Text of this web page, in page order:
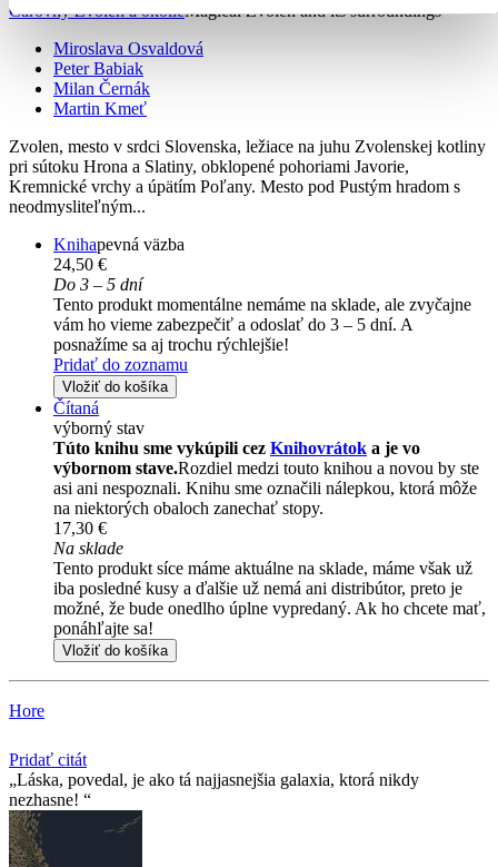
Čarovný Zvolen a okolieMagical Zvolen and its surroundings
Miroslava Osvaldová
Peter Babiak
Milan Černák
Martin Kmeť
Zvolen, mesto v srdci Slovenska, ležiace na juhu Zvolenskej kotliny
pri sútoku Hrona a Slatiny, obklopené pohoriami Javorie,
Kremnické vrchy a úpätím Poľany. Mesto pod Pustým hradom s
neodmysliteľným...
Knihapevná väzba
24,50 €
Do 3 – 5 dní
Tento produkt momentálne nemáme na sklade, ale zvyčajne
vám ho vieme zabezpečiť a odoslať do 3 – 5 dní. A
posnažíme sa aj trochu rýchlejšie!
Pridať do zoznamu
Vložiť do košíka
Čítaná
výborný stav
Túto knihu sme vykúpili cez Knihovrátok a je vo
výbornom stave.Rozdiel medzi touto knihou a novou by ste
asi ani nespoznali. Knihu sme označili nálepkou, ktorá môže
na niektorých obaloch zanechať stopy.
17,30 €
Na sklade
Tento produkt síce máme aktuálne na sklade, máme však už
iba posledné kusy a ďalšie už nemá ani distribútor, preto je
možné, že bude onedlho úplne vypredaný. Ak ho chcete mať,
ponáhľajte sa!
Vložiť do košíka
Hore
Pridať citát
Láska, povedal, je ako tá najjasnejšia galaxia, ktorá nikdy
nezhasne!